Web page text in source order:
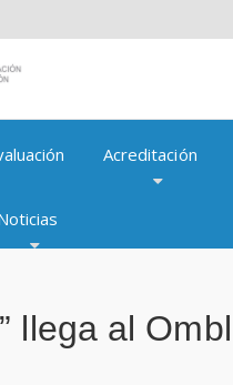
Acreditación
llega al